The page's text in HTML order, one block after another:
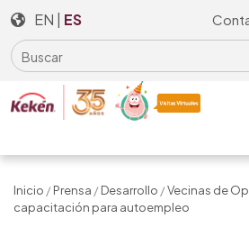
Skip
to
the
content
EN ES
Inicio /Prensa /Desarrollo /Vecinas de
capacitación para autoempleo